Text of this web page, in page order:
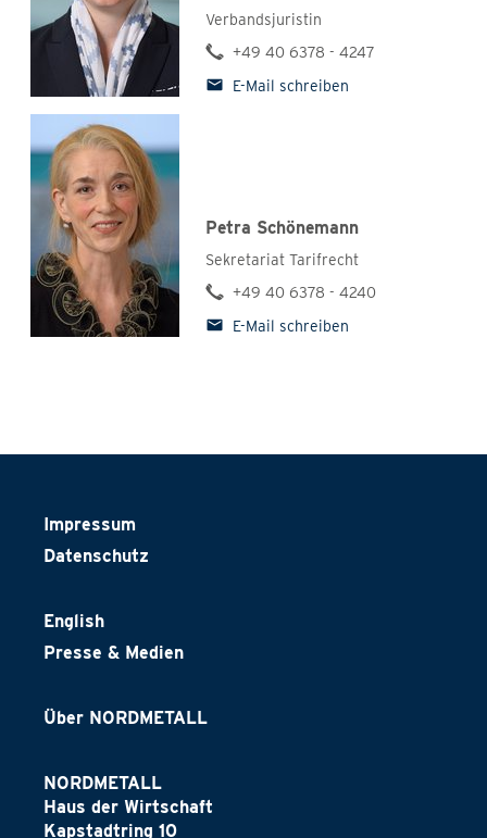
Verbandsjuristin
+49 40 6378 - 4247
E-Mail schreiben
Petra Schönemann
Sekretariat Tarifrecht
+49 40 6378 - 4240
E-Mail schreiben
Impressum
Datenschutz
English
Presse & Medien
Über NORDMETALL
NORDMETALL
Haus der Wirtschaft
Kapstadtring 10